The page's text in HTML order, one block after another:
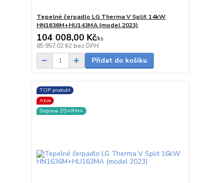
Tepelné čerpadlo LG Therma V Split 14kW
HN1636M+HU143MA (model 2023)
104 008,00 Kč/ks
85 957,02 Kč bez DPH
Přidat do košíku
TOP produkt
Akce
Doprava ZDARMA